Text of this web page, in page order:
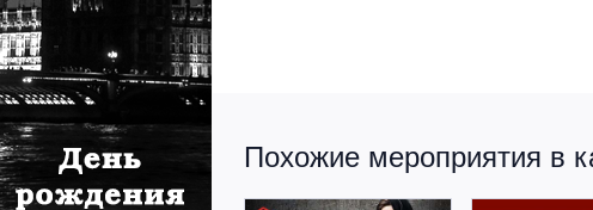
Похожие мероприятия в